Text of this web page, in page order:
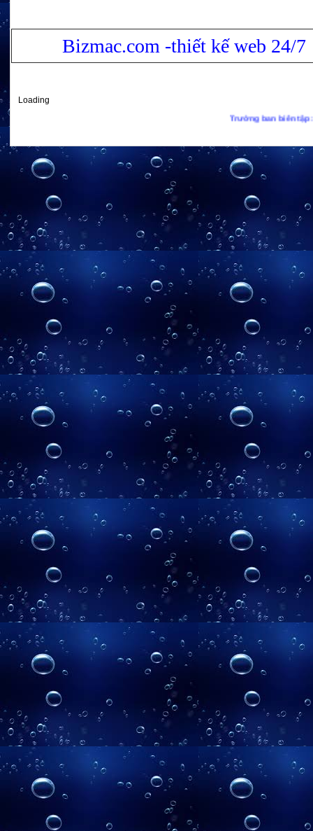
Bizmac.com -thiết kế web 24/7
Loading
Trưởng ban biên tập: TS. Lê